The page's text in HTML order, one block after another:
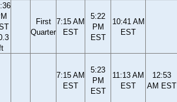
First
Quarter
7:15 AM
EST
5:22
PM
EST
10:41 AM
EST
7:15 AM
EST
5:23
PM
EST
11:13 AM
EST
12:53
AM EST